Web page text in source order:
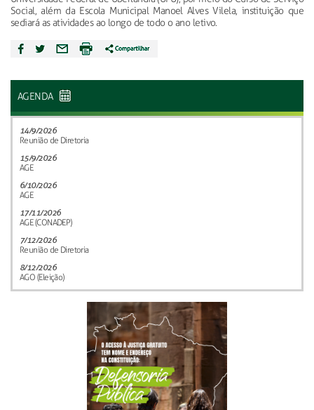
Social, além da Escola Municipal Manoel Alves Vilela, instituição que
sediará as atividades ao longo de todo o ano letivo.
AGENDA
14/9/2026
Reunião de Diretoria
15/9/2026
AGE
6/10/2026
AGE
17/11/2026
AGE (CONADEP)
7/12/2026
Reunião de Diretoria
8/12/2026
AGO (Eleição)